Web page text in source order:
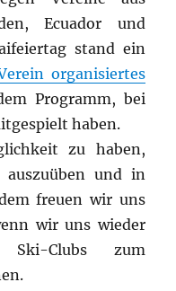
Ecuador und
stand ein
organisiertes
Programm, bei
haben.
zu haben,
auszuüben und in
freuen wir uns
wir uns wieder
Clubs zum